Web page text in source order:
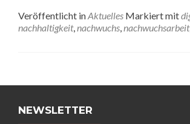
Veröffentlicht inAktuelles Markiert mit
nachhaltigkeit,nachwuchs,nachwuchsarbeit
Beitrags-
Navigation
NEWSLETTER